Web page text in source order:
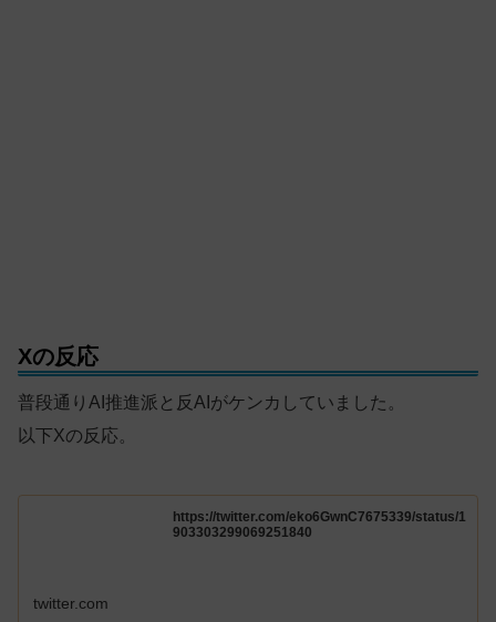
Xの反応
普段通りAI推進派と反AIがケンカしていました。
以下Xの反応。
https://twitter.com/eko6GwnC7675339/status/1
903303299069251840
twitter.com